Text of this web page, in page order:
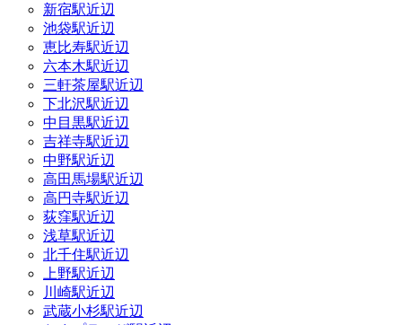
新宿駅近辺
池袋駅近辺
恵比寿駅近辺
六本木駅近辺
三軒茶屋駅近辺
下北沢駅近辺
中目黒駅近辺
吉祥寺駅近辺
中野駅近辺
高田馬場駅近辺
高円寺駅近辺
荻窪駅近辺
浅草駅近辺
北千住駅近辺
上野駅近辺
川崎駅近辺
武蔵小杉駅近辺